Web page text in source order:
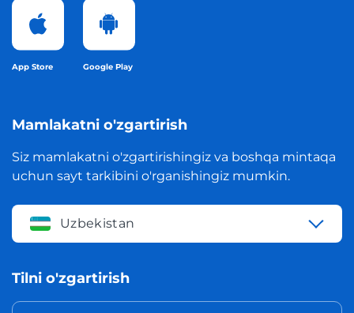
App Store Google Play
Mamlakatni o'zgartirish
Siz mamlakatni o'zgartirishingiz va boshqa mintaqa
uchun sayt tarkibini o'rganishingiz mumkin.
Uzbekistan
Tilni o'zgartirish